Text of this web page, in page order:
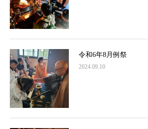
令和6年8月例祭
2024.09.10